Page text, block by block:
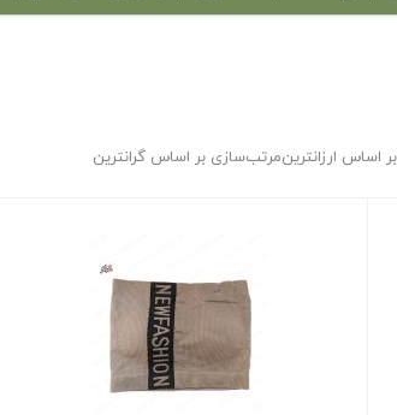
اساس ارزانترینمرتب‌سازی بر اساس گرانترین